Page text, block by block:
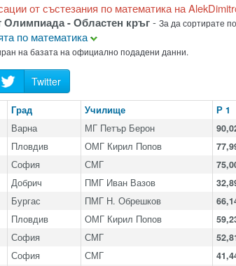
от състезания по математика на
Олимпиада - Областен кръг- За да сортирате
по математика
на базата на официално подадени данни.
Twitter
Град Училище Р 1
Варна МГ Петър Берон
Пловдив ОМГ Кирил Попов
София СМГ
Добрич ПМГ Иван Вазов
Бургас ПМГ Н. Обрешков
Пловдив ОМГ Кирил Попов
София СМГ
София СМГ